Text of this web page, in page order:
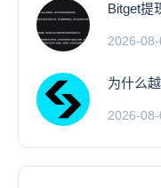
Bitget提
2026-08-
为什么
2026-08-